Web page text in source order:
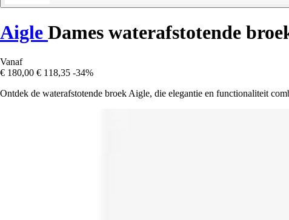
Aigle Dames waterafstotende
Vanaf
€ 180,00 € 118,35 -34%
Ontdek de waterafstotende broek Aigle, die elegantie en functionaliteit